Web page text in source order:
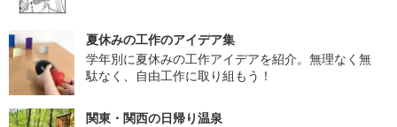
夏休みの工作のアイデア集
学年別に夏休みの工作アイデアを紹介。無理なく無
駄なく、自由工作に取り組もう！
関東・関西の日帰り温泉